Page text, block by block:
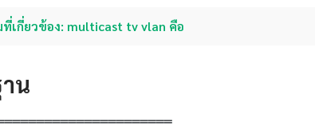
เกี่ยวข้อง: multicast tv vlan คือ
น